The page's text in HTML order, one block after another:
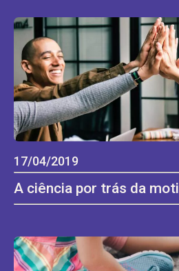
17/04/2019
A ciência por trás da